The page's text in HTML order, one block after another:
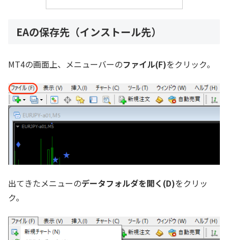
EAの保存先（インストール先）
MT4の画面上、メニューバーのファイル(F)をクリック。
出てきたメニューのデータフォルダを開く(D)をクリッ
ク。